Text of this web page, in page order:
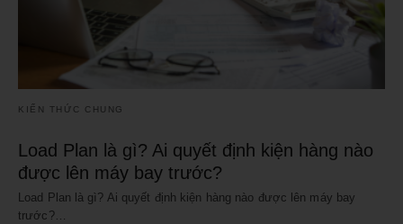
KIẾN THỨC CHUNG
Load Plan là gì? Ai quyết định kiện hàng nào
được lên máy bay trước?
Load Plan là gì? Ai quyết định kiện hàng nào được lên máy bay
trước?…